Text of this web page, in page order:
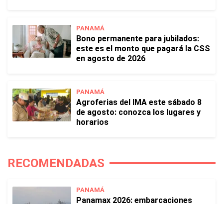
PANAMÁ
Bono permanente para jubilados:
este es el monto que pagará la CSS
en agosto de 2026
PANAMÁ
Agroferias del IMA este sábado 8
de agosto: conozca los lugares y
horarios
RECOMENDADAS
PANAMÁ
Panamax 2026: embarcaciones